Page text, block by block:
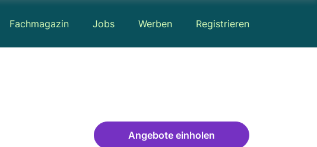
Fachmagazin Jobs Werben Registrieren
Angebote einholen